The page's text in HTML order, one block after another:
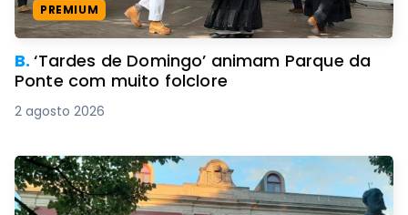
PREMIUM
B.‘Tardes de Domingo’ animam Parque da
Ponte com muito folclore
2 agosto 2026